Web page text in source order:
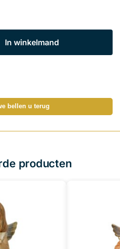
In winkelmand
bellen u terug
producten